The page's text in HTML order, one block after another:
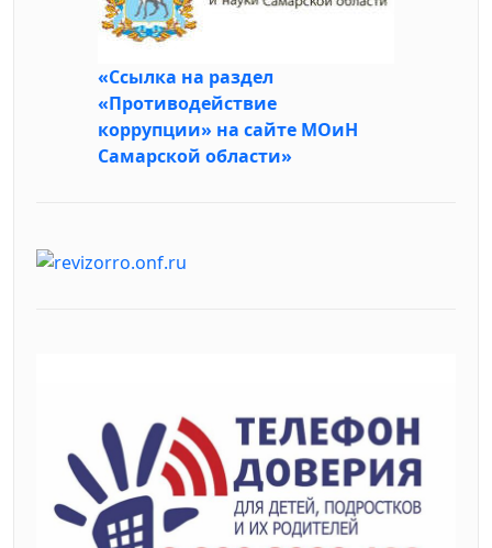
«Ссылка на раздел
«Противодействие
коррупции» на сайте МОиН
Самарской области»